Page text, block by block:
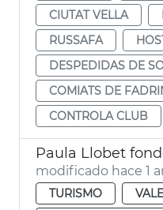
CIUTAT VELLA
RUSSAFA
DESPEDIDAS DE
COMIATS DE
CONTROLA CLUB
modificado hace 1
TURISMO